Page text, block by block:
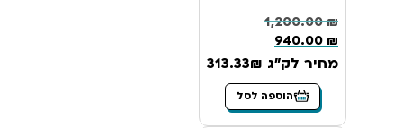
1,200.00₪
940.00 ₪
מחיר לק"ג 313.33₪
הוספה לסל